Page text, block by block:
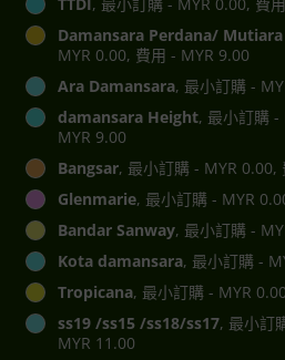
Damansara Perdana/ Mutiara
MYR 0.00, 費用 - MYR 9.00
Ara Damansara, 最小訂購 -
damansara Height, 最小訂購 -
MYR 9.00
Bangsar, 最小訂購 - MYR 0.00,
Glenmarie, 最小訂購 - MYR
Bandar Sanway, 最小訂購 -
Kota damansara, 最小訂購 -
Tropicana, 最小訂購 - MYR
ss19 /ss15 /ss18/ss17, 最小訂
MYR 11.00